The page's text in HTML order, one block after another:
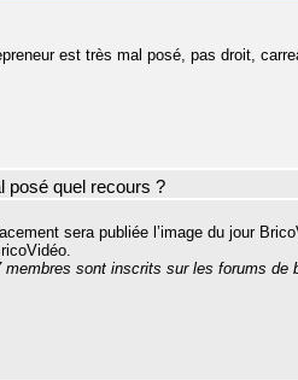
est très mal posé, pas droit,
posé quel recours ?
sera publiée l’image du jour
sont inscrits sur les forums de